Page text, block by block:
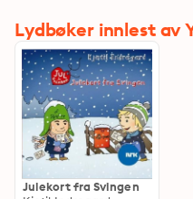
Lydbøker innlest av
Julekort fra Svingen